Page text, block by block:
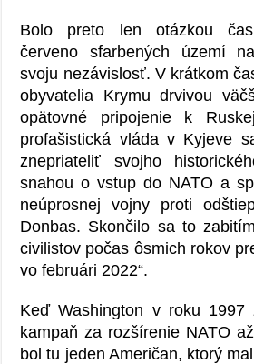
Bolo preto len otázkou
červeno sfarbených území
svoju nezávislosť. V krátkom
obyvatelia Krymu drvivou
opätovné pripojenie k
profašistická vláda v Kyjeve
znepriateliť svojho
snahou o vstup do NATO a
neúprosnej vojny proti
Donbas. Skončilo sa to
civilistov počas ôsmich rokov
vo februári 2022“.
Keď Washington v roku 1997
kampaň za rozšírenie NATO
bol tu jeden Američan, ktorý